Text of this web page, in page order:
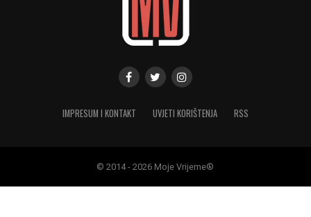
IMPRESUM I KONTAKT UVJETI KORIŠTENJA RSS
© 2014 - 2026 Moje Vrijeme®